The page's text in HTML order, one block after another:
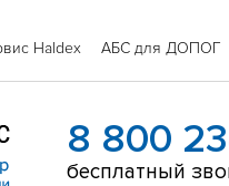
Haldex АБС для ДОПОГ
8 800
бесплатный